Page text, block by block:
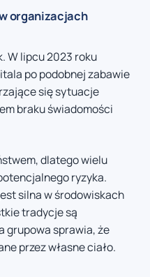
organizacjach
W lipcu 2023 roku
po podobnej zabawie
się sytuacje
braku świadomości
dlatego wielu
ryzyka.
silna w środowiskach
tradycje są
grupowa sprawia, że
przez własne ciało.